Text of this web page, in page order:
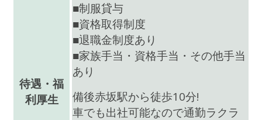
待遇・福
利厚生
■制服貸与
■資格取得制度
■退職金制度あり
■家族手当・資格手当・その他手当
あり
備後赤坂駅から徒歩10分!
車でも出社可能なので通勤ラクラ